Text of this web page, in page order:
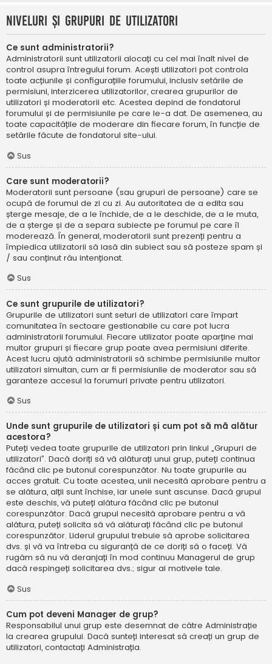
Niveluri și grupuri de utilizatori
Ce sunt administratorii?
Administratorii sunt utilizatorii alocați cu cel mai înalt nivel de
control asupra întregului forum. Acești utilizatori pot controla
toate acțiunile și configurațiile forumului, inclusiv setările de
permisiuni, interzicerea utilizatorilor, crearea grupurilor de
utilizatori și moderatorii etc. Acestea depind de fondatorul
forumului și de permisiunile pe care le-a dat. De asemenea, au
toate capacitățile de moderare din fiecare forum, în funcție de
setările făcute de fondatorul site-ului.
Sus
Care sunt moderatorii?
Moderatorii sunt persoane (sau grupuri de persoane) care se
ocupă de forumul de zi cu zi. Au autoritatea de a edita sau
șterge mesaje, de a le închide, de a le deschide, de a le muta,
de a șterge și de a separa subiecte pe forumul pe care îl
moderează. În general, moderatorii sunt prezenți pentru a
împiedica utilizatorii să iasă din subiect sau să posteze spam și
/ sau conținut rău intenționat.
Sus
Ce sunt grupurile de utilizatori?
Grupurile de utilizatori sunt seturi de utilizatori care împart
comunitatea în sectoare gestionabile cu care pot lucra
administratorii forumului. Fiecare utilizator poate aparține mai
multor grupuri și fiecare grup poate avea permisiuni diferite.
Acest lucru ajută administratorii să schimbe permisiunile multor
utilizatori simultan, cum ar fi permisiunile de moderator sau să
garanteze accesul la forumuri private pentru utilizatori.
Sus
Unde sunt grupurile de utilizatori și cum pot să mă alătur
acestora?
Puteți vedea toate grupurile de utilizatori prin linkul „Grupuri de
utilizatori”. Dacă doriți să vă alăturați unui grup, puteți continua
făcând clic pe butonul corespunzător. Nu toate grupurile au
acces gratuit. Cu toate acestea, unii necesită aprobare pentru a
se alătura, alții sunt închise, iar unele sunt ascunse. Dacă grupul
este deschis, vă puteți alătura făcând clic pe butonul
corespunzător. Dacă grupul necesită aprobare pentru a vă
alătura, puteți solicita să vă alăturați făcând clic pe butonul
corespunzător. Liderul grupului trebuie să aprobe solicitarea
dvs. și vă va întreba cu siguranță de ce doriți să o faceți. Vă
rugăm să nu vă deranjați în mod continuu Managerul de grup
dacă respingeți solicitarea dvs.; sigur ai motivele tale.
Sus
Cum pot deveni Manager de grup?
Responsabilul unui grup este desemnat de către Administrație
la crearea grupului. Dacă sunteți interesat să creați un grup de
utilizatori, contactați Administrația.